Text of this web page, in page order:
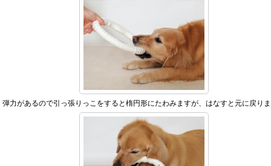
弾力があるので引っ張りっこをすると楕円形にたわみますが、はなすと元に戻り